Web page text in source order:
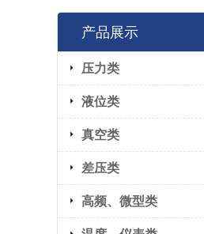
产品展示
压力类
液位类
真空类
差压类
高频、微型类